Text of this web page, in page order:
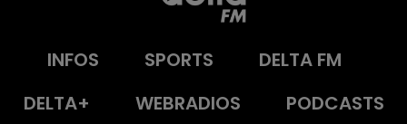
INFOS SPORTS
DELTA FM
DELTA+
WEBRADIOS PODCASTS